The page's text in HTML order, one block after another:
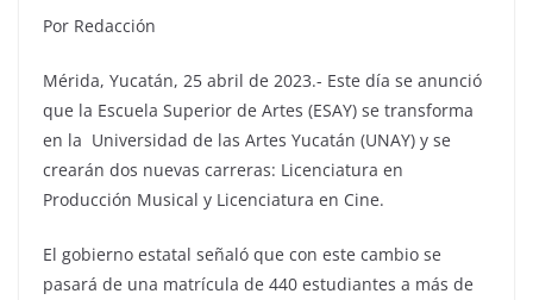
Por Redacción
Mérida, Yucatán, 25 abril de 2023.- Este día se anunció
que la Escuela Superior de Artes (ESAY) se transforma
en la Universidad de las Artes Yucatán (UNAY) y se
crearán dos nuevas carreras: Licenciatura en
Producción Musical y Licenciatura en Cine.
El gobierno estatal señaló que con este cambio se
pasará de una matrícula de 440 estudiantes a más de